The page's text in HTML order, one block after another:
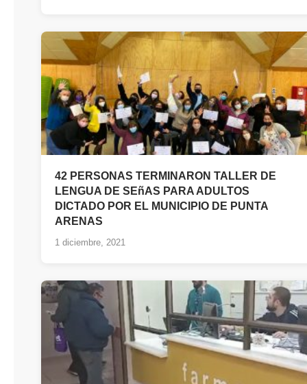
42 PERSONAS TERMINARON TALLER DE
LENGUA DE SEñAS PARA ADULTOS
DICTADO POR EL MUNICIPIO DE PUNTA
ARENAS
1 diciembre, 2021